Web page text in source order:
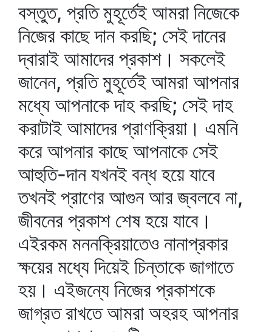
বস্তুত, প্রতি মুহূর্তেই আমরা নিজেকে
নিজের কাছে দান করছি; সেই দানের
দ্বারাই আমাদের প্রকাশ। সকলেই
জানেন, প্রতি মুহূর্তেই আমরা আপনার
মধ্যে আপনাকে দাহ করছি; সেই দাহ
করাটাই আমাদের প্রাণক্রিয়া। এমনি
করে আপনার কাছে আপনাকে সেই
আহুতি-দান যখনই বন্ধ হয়ে যাবে
তখনই প্রাণের আগুন আর জ্বলবে না,
জীবনের প্রকাশ শেষ হয়ে যাবে।
এইরকম মননক্রিয়াতেও নানাপ্রকার
ক্ষয়ের মধ্যে দিয়েই চিন্তাকে জাগাতে
হয়। এইজন্যে নিজের প্রকাশকে
জাগ্রত রাখতে আমরা অহরহ আপনার